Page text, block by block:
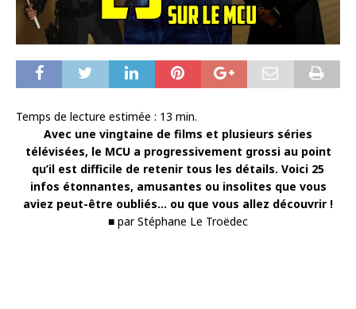
Temps de lecture estimée : 13 min.
Avec une vingtaine de films et plusieurs séries
télévisées, le MCU a progressivement grossi au point
qu’il est difficile de retenir tous les détails. Voici 25
infos étonnantes, amusantes ou insolites que vous
aviez peut-être oubliés… ou que vous allez découvrir !
■ par Stéphane Le Troëdec